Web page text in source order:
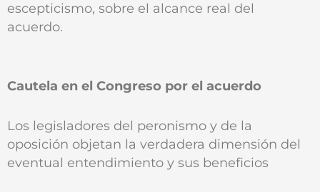
escepticismo, sobre el alcance real del
acuerdo.
Cautela en el Congreso por el acuerdo
Los legisladores del peronismo y de la
oposición objetan la verdadera dimensión del
eventual entendimiento y sus beneficios